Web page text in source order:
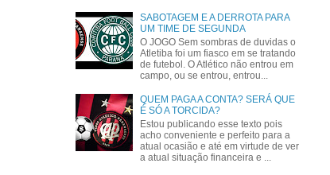
SABOTAGEM E A DERROTA PARA
UM TIME DE SEGUNDA
O JOGO Sem sombras de duvidas o
Atletiba foi um fiasco em se tratando
de futebol. O Atlético não entrou em
campo, ou se entrou, entrou...
QUEM PAGA A CONTA? SERÁ QUE
É SÓ A TORCIDA?
Estou publicando esse texto pois
acho conveniente e perfeito para a
atual ocasião e até em virtude de ver
a atual situação financeira e ...